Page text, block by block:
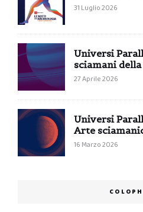
31 Luglio 2026
Universi
sciamani
27 Aprile 2026
Universi
Arte
16 Marzo 2026